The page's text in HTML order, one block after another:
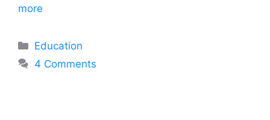
more
Categories
Education
4 Comments